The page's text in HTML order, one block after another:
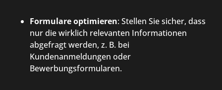
Formulare optimieren: Stellen Sie sicher, dass
nur die wirklich relevanten Informationen
abgefragt werden, z. B. bei
Kundenanmeldungen oder
Bewerbungsformularen.